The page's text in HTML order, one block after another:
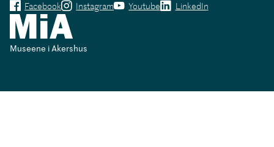
Facebook Instagram Youtube LinkedIn
Museene i Akershus